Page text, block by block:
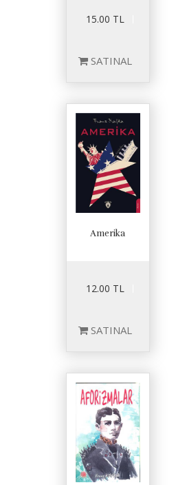
15.00 TL
SATINAL
Amerika
12.00 TL
SATINAL